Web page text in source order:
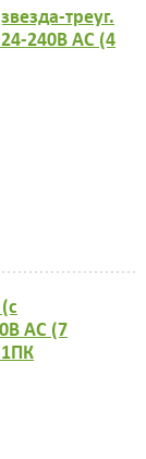
треуг.
240B AC (4
AC (7